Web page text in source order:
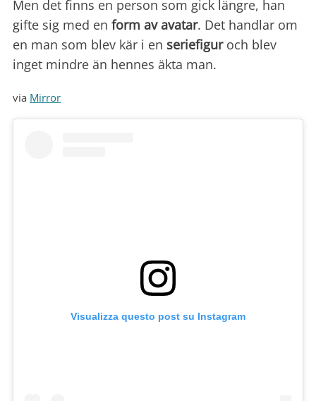
Men det finns en person som gick längre, han
gifte sig med en form av avatar. Det handlar om
en man som blev kär i en seriefiguroch blev
inget mindre än hennes äkta man.
via Mirror
Visualizza questo post su Instagram